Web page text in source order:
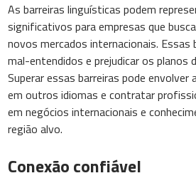
As barreiras linguísticas podem
significativos para empresas que
novos mercados internacionais. Essas
mal-entendidos e prejudicar os planos
Superar essas barreiras pode envolver
em outros idiomas e contratar
em negócios internacionais e
região alvo.
Conexão confiável